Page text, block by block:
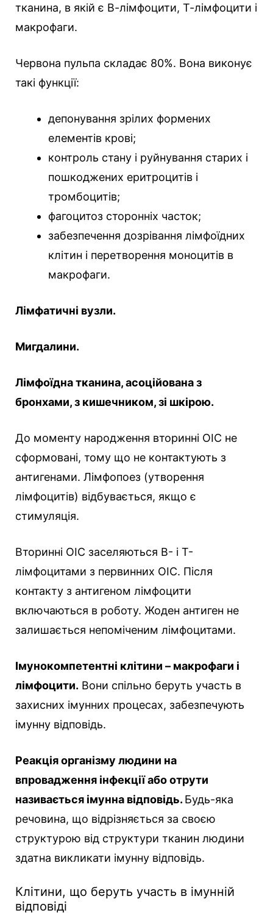
тканина, в якій є В-лімфоцити, Т-лімфоцити і
макрофаги.
Червона пульпа складає 80%. Вона виконує
такі функції:
депонування зрілих формених
елементів крові;
контроль стану і руйнування старих і
пошкоджених еритроцитів і
тромбоцитів;
фагоцитоз сторонніх часток;
забезпечення дозрівання лімфоїдних
клітин і перетворення моноцитів в
макрофаги.
Лімфатичні вузли.
Мигдалини.
Лімфоїдна тканина, асоційована з
бронхами, з кишечником, зі шкірою.
До моменту народження вторинні ОІС не
сформовані, тому що не контактують з
антигенами. Лімфопоез (утворення
лімфоцитів) відбувається, якщо є
стимуляція.
Вторинні ОІС заселяються В- і Т-
лімфоцитами з первинних ОІС. Після
контакту з антигеном лімфоцити
включаються в роботу. Жоден антиген не
залишається непоміченим лімфоцитами.
Імунокомпетентні клітини – макрофаги і
лімфоцити. Вони спільно беруть участь в
захисних імунних процесах, забезпечують
імунну відповідь.
Реакція організму людини на
впровадження інфекції або отрути
називається імунна відповідь. Будь-яка
речовина, що відрізняється за своєю
структурою від структури тканин людини
здатна викликати імунну відповідь.
Клітини, що беруть участь в імунній
відповіді